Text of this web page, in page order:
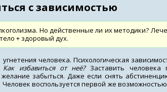
с зависимостью
Но действенные ли их методики?
+ здоровый дух.
человека. Психологическая
Как избавиться от неё? Заставить человека
забыться. Даже если снять
воспользуется первой же